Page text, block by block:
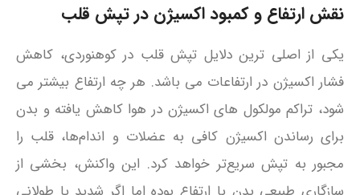
نقش ارتفاع و کمبود اکسیژن در تپش قلب
یکی از اصلی‌ ترین دلایل تپش قلب در کوهنوردی، کاهش
فشار اکسیژن در ارتفاعات می باشد. هر چه ارتفاع بیشتر می‌
شود، تراکم مولکول‌ های اکسیژن در هوا کاهش یافته و بدن
برای رساندن اکسیژن کافی به عضلات و اندام‌ها، قلب را
مجبور به تپش سریع‌تر خواهد کرد. این واکنش، بخشی از